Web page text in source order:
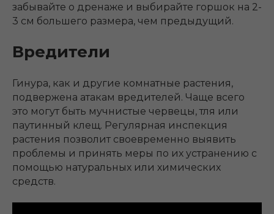
забывайте о дренаже и выбирайте горшок на 2-
3 см большего размера, чем предыдущий.
Вредители
Гинура, как и другие комнатные растения,
подвержена атакам вредителей. Чаще всего
это могут быть мучнистые червецы, тля или
паутинный клещ. Регулярная инспекция
растения позволит своевременно выявить
проблемы и принять меры по их устранению с
помощью натуральных или химических
средств.